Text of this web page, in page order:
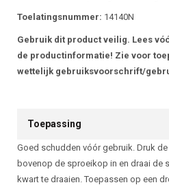
Toelatingsnummer: 14140N
Gebruik dit product veilig. Lees
de productinformatie! Zie voor
wettelijk gebruiksvoorschrift/
Toepassing
Goed schudden vóór gebruik. Druk
bovenop de sproeikop in en draai de
kwart te draaien. Toepassen op een